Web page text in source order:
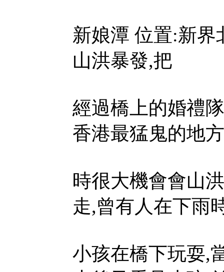
新娘潭 位置:新界
山洪暴發,把
經過橋上的婚禮
香港最猛鬼的地
時很大機會會山
走,曾有人在下雨
小孩在橋下玩耍,